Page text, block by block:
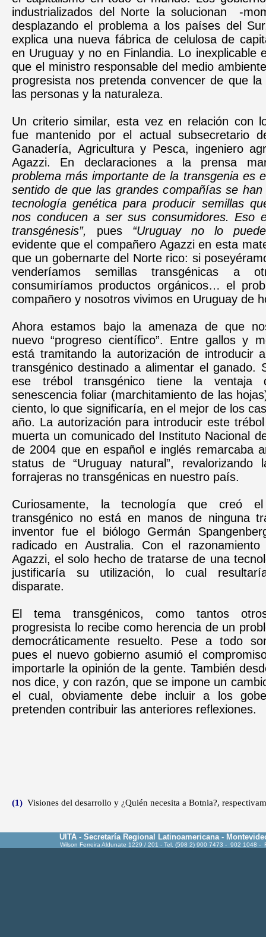
industrializados del Norte la solucionan -
desplazando el problema a los países del
explica una nueva fábrica de celulosa de
en Uruguay y no en Finlandia. Lo inexplicable
que el ministro responsable del medio
progresista nos pretenda convencer de que
las personas y la naturaleza.
Un criterio similar, esta vez en relación con
fue mantenido por el actual subsecretario
Ganadería, Agricultura y Pesca, ingeniero
Agazzi. En declaraciones a la prensa
problema más importante de la transgenia es
sentido de que las grandes compañías se
tecnología genética para producir semillas
nos conducen a ser sus consumidores. Eso
transgénesis”, pues “Uruguay no lo
evidente que el compañero Agazzi en esta
que un gobernarte del Norte rico: si
venderíamos semillas transgénicas a
consumiríamos productos orgánicos… el
compañero y nosotros vivimos en Uruguay de
Ahora estamos bajo la amenaza de que
nuevo “progreso científico”. Entre gallos y
está tramitando la autorización de introducir
transgénico destinado a alimentar el ganado.
ese trébol transgénico tiene la ventaja
senescencia foliar (marchitamiento de las
ciento, lo que significaría, en el mejor de los
año. La autorización para introducir este
muerta un comunicado del Instituto Nacional
de 2004 que en español e inglés remarcaba
status de “Uruguay natural”, revalorizando
forrajeras no transgénicas en nuestro país.
Curiosamente, la tecnología que creó
transgénico no está en manos de ninguna
inventor fue el biólogo Germán
radicado en Australia. Con el razonamiento
Agazzi, el solo hecho de tratarse de una
justificaría su utilización, lo cual
disparate.
El tema transgénicos, como tantos
progresista lo recibe como herencia de un
democráticamente resuelto. Pese a todo
pues el nuevo gobierno asumió el
importarle la opinión de la gente. También
nos dice, y con razón, que se impone un
el cual, obviamente debe incluir a los
pretenden contribuir las anteriores reflexiones.
(1) Visiones del desarrollo y ¿Quién necesita a Botnia?,
UITA - Secretaría Regional Latinoamericana -
Wilson Ferreira Aldunate 1229 / 201 - Tel. (598 2) 900 7473 - 902 1048 -